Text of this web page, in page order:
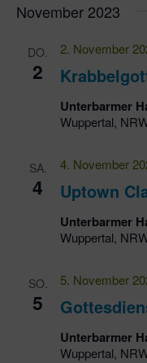
November 2023
DO.
2
2. November
Unterbarmer
Wuppertal,
SA.
4 Uptown
4. November
Unterbarmer
Wuppertal,
SO.
5
5. November
Unterbarmer
Wuppertal,